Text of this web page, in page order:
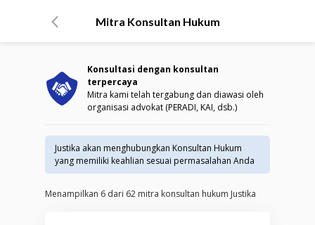
Mitra Konsultan Hukum
Konsultasi dengan konsultan
terpercaya
Mitra kami telah tergabung dan diawasi oleh
organisasi advokat (PERADI, KAI, dsb.)
Justika akan menghubungkan Konsultan Hukum
yang memiliki keahlian sesuai permasalahan Anda
Menampilkan 6 dari 62 mitra konsultan hukum Justika